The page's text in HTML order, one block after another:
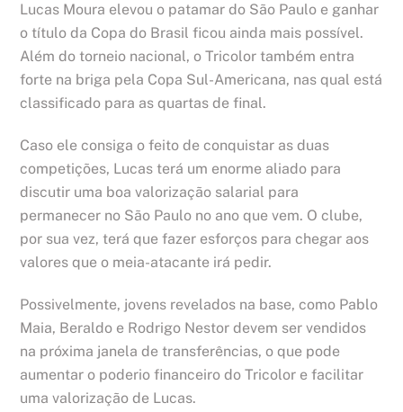
Lucas Moura elevou o patamar do São Paulo e ganhar
o título da Copa do Brasil ficou ainda mais possível.
Além do torneio nacional, o Tricolor também entra
forte na briga pela Copa Sul-Americana, nas qual está
classificado para as quartas de final.
Caso ele consiga o feito de conquistar as duas
competições, Lucas terá um enorme aliado para
discutir uma boa valorização salarial para
permanecer no São Paulo no ano que vem. O clube,
por sua vez, terá que fazer esforços para chegar aos
valores que o meia-atacante irá pedir.
Possivelmente, jovens revelados na base, como Pablo
Maia, Beraldo e Rodrigo Nestor devem ser vendidos
na próxima janela de transferências, o que pode
aumentar o poderio financeiro do Tricolor e facilitar
uma valorização de Lucas.